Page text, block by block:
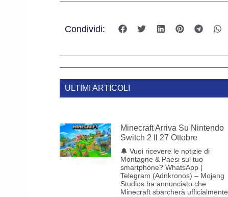
Condividi:
ULTIMI ARTICOLI
Minecraft Arriva Su Nintendo
Switch 2 Il 27 Ottobre
🔔 Vuoi ricevere le notizie di
Montagne & Paesi sul tuo
smartphone? WhatsApp |
Telegram (Adnkronos) – Mojang
Studios ha annunciato che
Minecraft sbarcherà ufficialmente